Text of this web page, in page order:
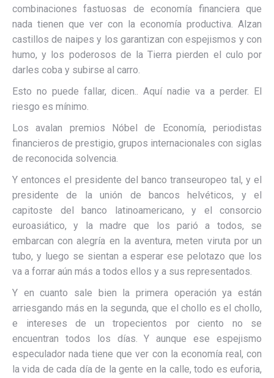
combinaciones fastuosas de economía financiera que
nada tienen que ver con la economía productiva. Alzan
castillos de naipes y los garantizan con espejismos y con
humo, y los poderosos de la Tierra pierden el culo por
darles coba y subirse al carro.
Esto no puede fallar, dicen.. Aquí nadie va a perder. El
riesgo es mínimo.
Los avalan premios Nóbel de Economía, periodistas
financieros de prestigio, grupos internacionales con siglas
de reconocida solvencia.
Y entonces el presidente del banco transeuropeo tal, y el
presidente de la unión de bancos helvéticos, y el
capitoste del banco latinoamericano, y el consorcio
euroasiático, y la madre que los parió a todos, se
embarcan con alegría en la aventura, meten viruta por un
tubo, y luego se sientan a esperar ese pelotazo que los
va a forrar aún más a todos ellos y a sus representados.
Y en cuanto sale bien la primera operación ya están
arriesgando más en la segunda, que el chollo es el chollo,
e intereses de un tropecientos por ciento no se
encuentran todos los días. Y aunque ese espejismo
especulador nada tiene que ver con la economía real, con
la vida de cada día de la gente en la calle, todo es euforia,